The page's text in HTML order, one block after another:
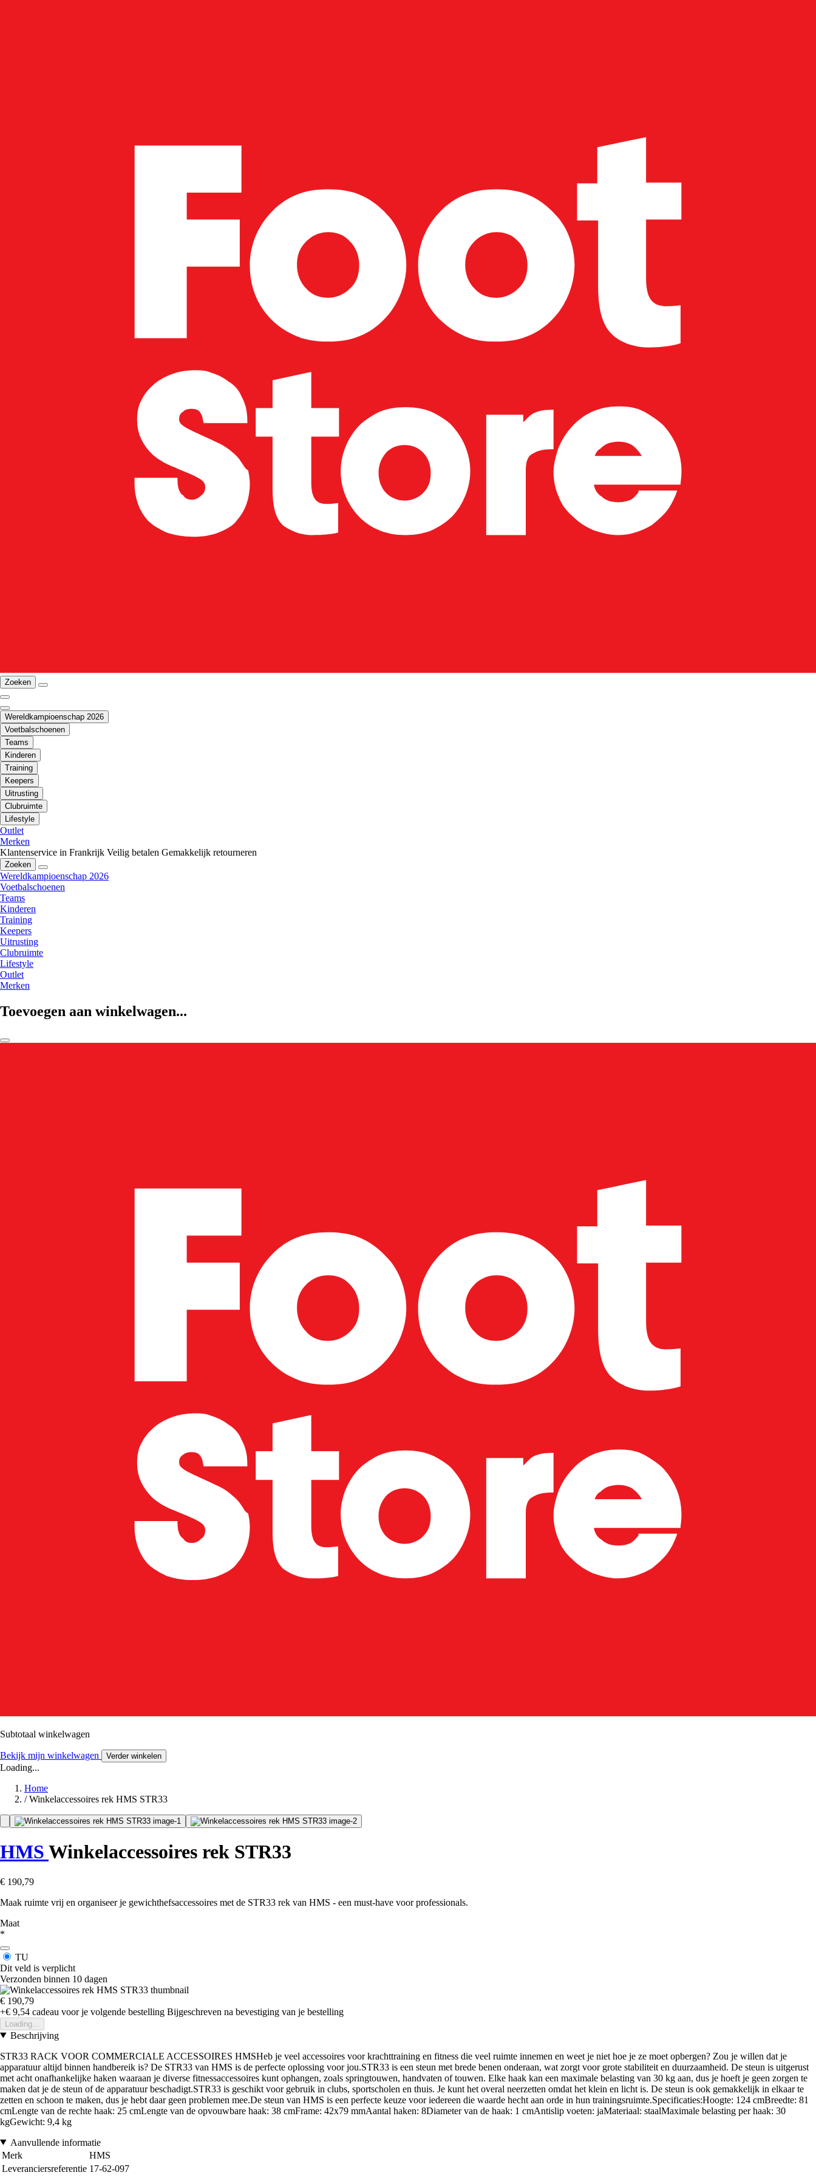
Zoeken
Wereldkampioenschap 2026
Voetbalschoenen
Teams
Kinderen
Training
Keepers
Uitrusting
Clubruimte
Lifestyle
Outlet
Merken
Klantenservice in Frankrijk Veilig betalen Gemakkelijk retourneren
Zoeken
Wereldkampioenschap 2026
Voetbalschoenen
Teams
Kinderen
Training
Keepers
Uitrusting
Clubruimte
Lifestyle
Outlet
Merken
Toevoegen aan winkelwagen...
Subtotaal winkelwagen
Bekijk mijn winkelwagen Verder winkelen
Loading...
Home
/ Winkelaccessoires rek HMS STR33
HMS Winkelaccessoires rek STR33
€ 190,79
Maak ruimte vrij en organiseer je gewichthefsaccessoires met de STR33 rek van HMS - een must-have voor professionals.
Maat
*
TU
Dit veld is verplicht
Verzonden binnen 10 dagen
€ 190,79
+€ 9,54 cadeau voor je volgende bestelling Bijgeschreven na bevestiging van je bestelling
Loading...
Beschrijving
STR33 RACK VOOR COMMERCIALE ACCESSOIRES HMSHeb je veel accessoires voor krachttraining en fitness die veel ruimte innemen en weet je niet hoe je ze moet opbergen? Zou je willen dat je
apparatuur altijd binnen handbereik is? De STR33 van HMS is de perfecte oplossing voor jou.STR33 is een steun met brede benen onderaan, wat zorgt voor grote stabiliteit en duurzaamheid. De steun is uitgerust
met acht onafhankelijke haken waaraan je diverse fitnessaccessoires kunt ophangen, zoals springtouwen, handvaten of touwen. Elke haak kan een maximale belasting van 30 kg aan, dus je hoeft je geen zorgen te
maken dat je de steun of de apparatuur beschadigt.STR33 is geschikt voor gebruik in clubs, sportscholen en thuis. Je kunt het overal neerzetten omdat het klein en licht is. De steun is ook gemakkelijk in elkaar te
zetten en schoon te maken, dus je hebt daar geen problemen mee.De steun van HMS is een perfecte keuze voor iedereen die waarde hecht aan orde in hun trainingsruimte.Specificaties:Hoogte: 124 cmBreedte: 81
cmLengte van de rechte haak: 25 cmLengte van de opvouwbare haak: 38 cmFrame: 42x79 mmAantal haken: 8Diameter van de haak: 1 cmAntislip voeten: jaMateriaal: staalMaximale belasting per haak: 30
kgGewicht: 9,4 kg
Aanvullende informatie
Merk
HMS
Leveranciersreferentie 17-62-097